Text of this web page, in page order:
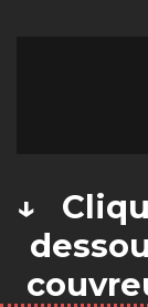
↓